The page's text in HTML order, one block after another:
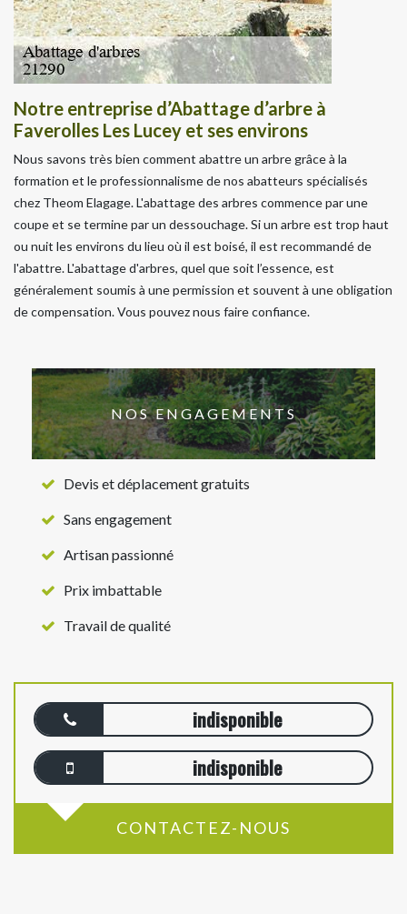
Notre entreprise d’Abattage d’arbre à
Faverolles Les Lucey et ses environs
Nous savons très bien comment abattre un arbre grâce à la
formation et le professionnalisme de nos abatteurs spécialisés
chez Theom Elagage. L'abattage des arbres commence par une
coupe et se termine par un dessouchage. Si un arbre est trop haut
ou nuit les environs du lieu où il est boisé, il est recommandé de
l'abattre. L'abattage d'arbres, quel que soit l’essence, est
généralement soumis à une permission et souvent à une obligation
de compensation. Vous pouvez nous faire confiance.
NOS ENGAGEMENTS
Devis et déplacement gratuits
Sans engagement
Artisan passionné
Prix imbattable
Travail de qualité
indisponible
indisponible
CONTACTEZ-NOUS